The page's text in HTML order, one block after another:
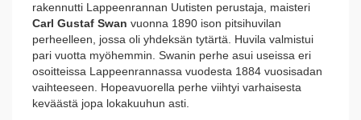
rakennutti Lappeenrannan Uutisten perustaja, maisteri
Carl Gustaf Swan vuonna 1890 ison pitsihuvilan
perheelleen, jossa oli yhdeksän tytärtä. Huvila valmistui
pari vuotta myöhemmin. Swanin perhe asui useissa eri
osoitteissa Lappeenrannassa vuodesta 1884 vuosisadan
vaihteeseen. Hopeavuorella perhe viihtyi varhaisesta
keväästä jopa lokakuuhun asti.